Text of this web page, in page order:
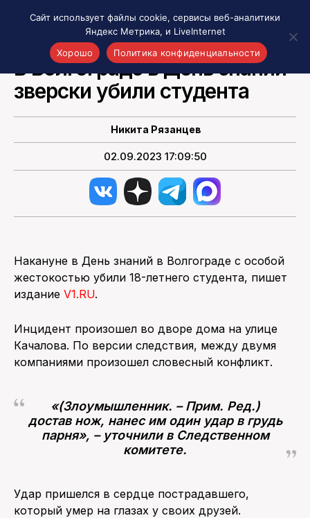
Акценты
Материалы о Рязани и области
Проекты 7 инфо
Здоровье
Новости кино и ТВ
Новости России
Все материалы 7инфо
О НАС
ПОИСК ПО САЙТУ
НОВОСТИ РОССИИ
В Волгограде в День знаний
зверски убили студента
Никита Рязанцев
02.09.2023 17:09:50
Накануне в День знаний в Волгограде с особой
жестокостью убили 18-летнего студента, пишет
издание V1.RU.
Инцидент произошел во дворе дома на улице
Качалова. По версии следствия, между двумя
компаниями произошел словесный конфликт.
«(Злоумышленник. – Прим. Ред.)
достав нож, нанес им один удар в грудь
парня», – уточнили в Следственном
комитете.
Удар пришелся в сердце пострадавшего,
который умер на глазах у своих друзей.
Сайт использует файлы cookie, сервисы веб-аналитики
Яндекс Метрика, и LiveInternet
Хорошо
Политика конфиденциальности